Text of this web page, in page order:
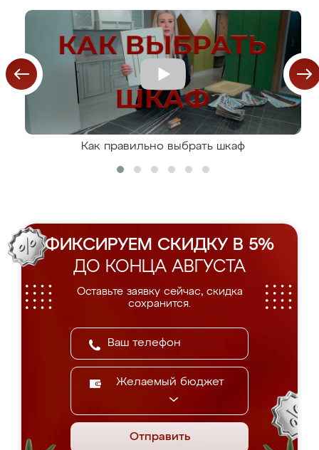
Как правильно выбрать шкаф
ФИКСИРУЕМ СКИДКУ В 5%
ДО КОНЦА АВГУСТА
Оставьте заявку сейчас, скидка
сохранится.
Желаемый бюджет
Отправить